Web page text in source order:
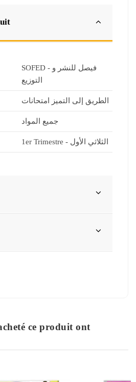
SOFED - فيصل للنشر و
التوزيع
الطريق إلى التميز امتحانات
جميع المواد
1er Trimestre - الثلاثي الأول
ce produit ont